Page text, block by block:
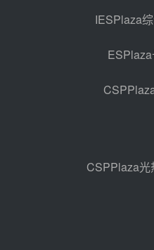
2026-
中
试验
昨天
格局
昨天
IESPlaza
CSPPlaza光